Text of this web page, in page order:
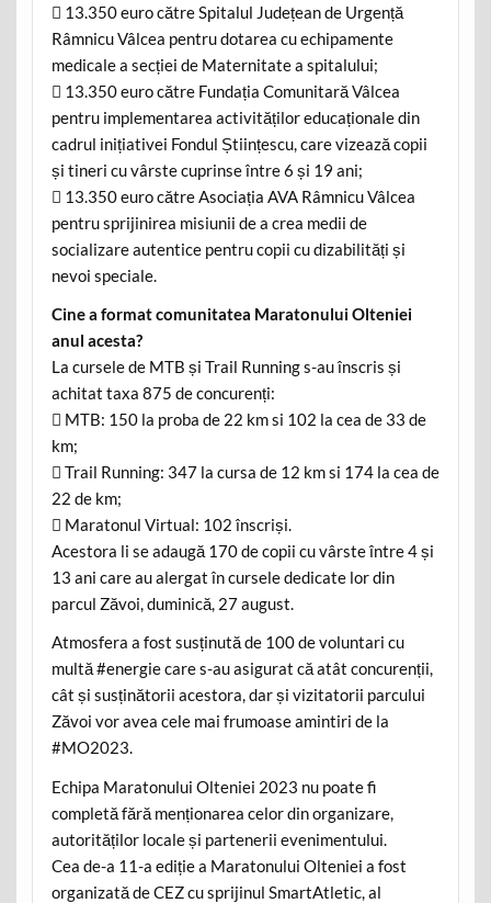
 13.350 euro către Spitalul Județean de Urgență
Râmnicu Vâlcea pentru dotarea cu echipamente
medicale a secției de Maternitate a spitalului;
 13.350 euro către Fundația Comunitară Vâlcea
pentru implementarea activităților educaționale din
cadrul inițiativei Fondul Științescu, care vizează copii
și tineri cu vârste cuprinse între 6 și 19 ani;
 13.350 euro către Asociația AVA Râmnicu Vâlcea
pentru sprijinirea misiunii de a crea medii de
socializare autentice pentru copii cu dizabilități și
nevoi speciale.
Cine a format comunitatea Maratonului Olteniei
anul acesta?
La cursele de MTB și Trail Running s-au înscris și
achitat taxa 875 de concurenți:
 MTB: 150 la proba de 22 km si 102 la cea de 33 de
km;
 Trail Running: 347 la cursa de 12 km si 174 la cea de
22 de km;
 Maratonul Virtual: 102 înscriși.
Acestora li se adaugă 170 de copii cu vârste între 4 și
13 ani care au alergat în cursele dedicate lor din
parcul Zăvoi, duminică, 27 august.
Atmosfera a fost susținută de 100 de voluntari cu
multă #energie care s-au asigurat că atât concurenții,
cât și susținătorii acestora, dar și vizitatorii parcului
Zăvoi vor avea cele mai frumoase amintiri de la
#MO2023.
Echipa Maratonului Olteniei 2023 nu poate fi
completă fără menționarea celor din organizare,
autorităților locale și partenerii evenimentului.
Cea de-a 11-a ediție a Maratonului Olteniei a fost
organizată de CEZ cu sprijinul SmartAtletic, al